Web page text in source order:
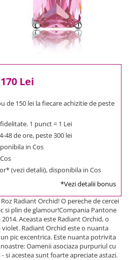
170 Lei
de 150 lei la fiecare achizitie de peste
1 punct = 1 Lei
48 de ore, peste 300 lei
in Cos
(vezi detalii), disponibila in Cos
*Vezi detalii bonus
Radiant Orchid! O pereche de cercei
si plin de glamour!Compania Pantone
Aceasta este Radiant Orchid, o
Radiant Orchid este o nuanta
pic excentrica. Este nuanta potrivita
Oamenii asociaza purpuriul cu
si acestea sunt foarte apreciate astazi.